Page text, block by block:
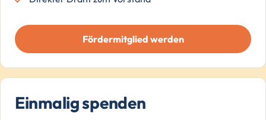
Fördermitglied werden
Einmalig spenden